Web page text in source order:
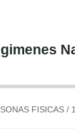
FISICAS /